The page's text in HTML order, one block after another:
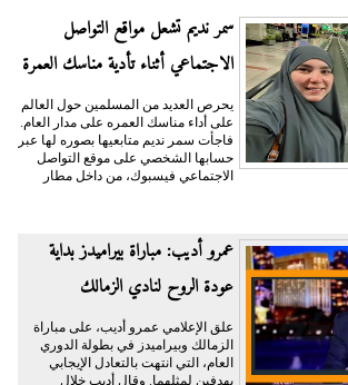
سمر نديم تشعل مواقع التواصل
الاجتماعي أثناء تأدية مناسك العمرة
يحرص العديد من المسلمين حول العالم
على أداء مناسك العمره على مدار العام.
فاجأت سمر نديم متابعيها بصوره لها عبر
حسابها الشخصي على موقع التواصل
الاجتماعي فيسبوك، من داخل مطار
عمرو أديب: مباراة بيراميدز بداية
عودة الروح لنادي الزمالك
علق الإعلامي عمرو أديب، على مباراة
الزمالك وبيراميدز في بطولة الدوري
العام، التي انتهت بالتعادل الإيجابي
بهدفين لمثلهما. وقال أديب خلال